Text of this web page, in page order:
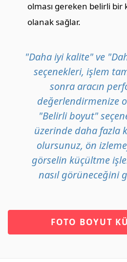
olması gereken belirli bir
olanak sağlar.
"Daha iyi kalite" ve
seçenekleri, işlem
sonra aracın
değerlendirmenize
"Belirli boyut"
üzerinde daha fazla
olursunuz, ön
görselin küçültme
nasıl görüneceğini
FOTO BOYUT